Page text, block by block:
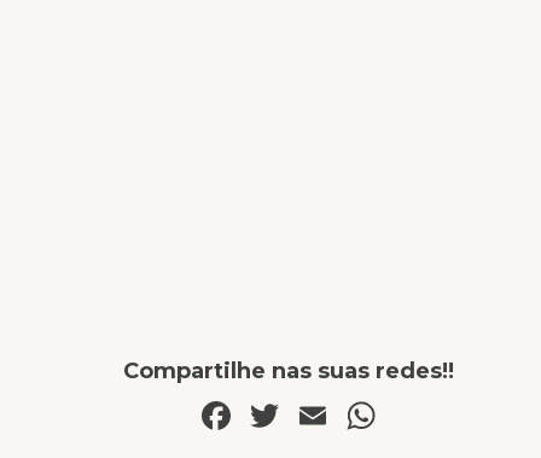
Compartilhe nas suas redes!!
Facebook
Twitter
Email